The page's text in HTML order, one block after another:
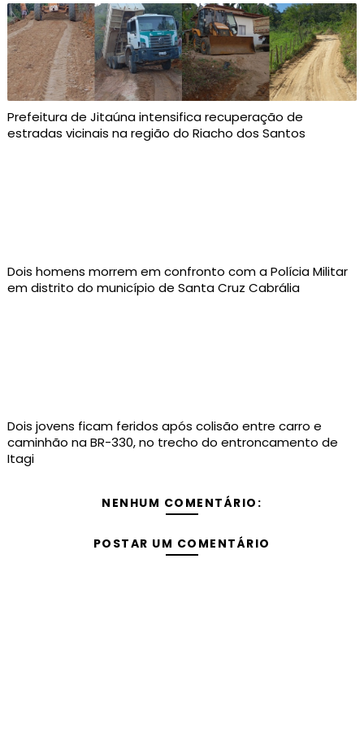
Prefeitura de Jitaúna intensifica recuperação de
estradas vicinais na região do Riacho dos Santos
Dois homens morrem em confronto com a Polícia Militar
em distrito do município de Santa Cruz Cabrália
Dois jovens ficam feridos após colisão entre carro e
caminhão na BR-330, no trecho do entroncamento de
Itagi
NENHUM COMENTÁRIO:
POSTAR UM COMENTÁRIO